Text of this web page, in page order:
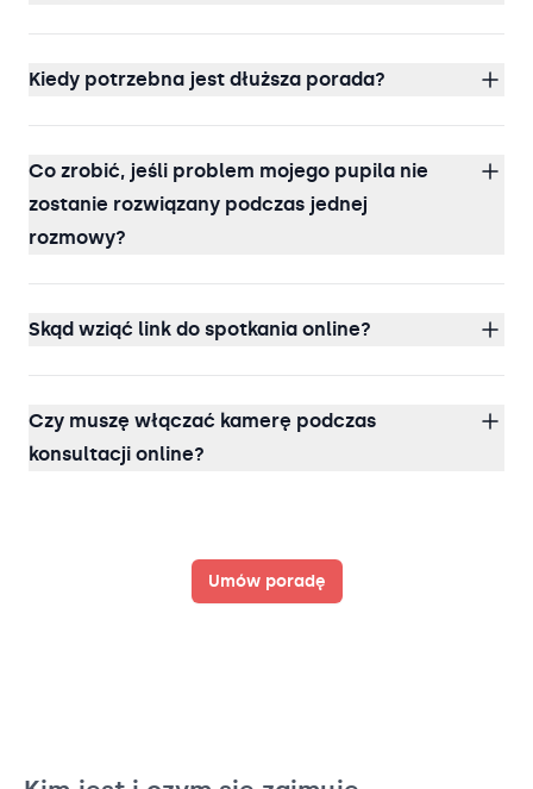
Kiedy potrzebna jest dłuższa porada?
Co zrobić, jeśli problem mojego pupila nie
zostanie rozwiązany podczas jednej
rozmowy?
Skąd wziąć link do spotkania online?
Czy muszę włączać kamerę podczas
konsultacji online?
Umów poradę